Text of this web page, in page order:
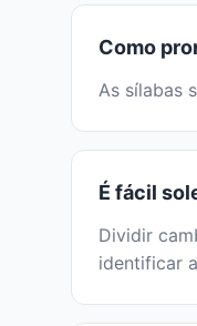
Como
As sílabas
É fácil
Dividir
identificar